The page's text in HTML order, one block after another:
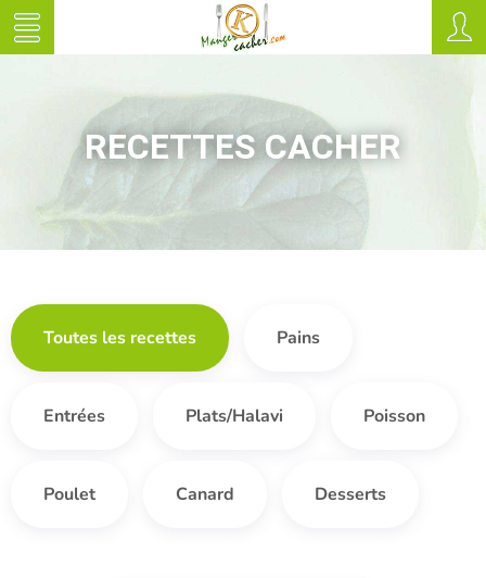
RECETTES CACHER
Toutes les recettes Pains
Entrées Plats/Halavi Poisson
Poulet Canard Desserts